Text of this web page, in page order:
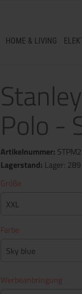
HOME & LIVING
Polo -
Artikelnummer:
Lagerstand: Lager:
Größe
XXL
Farbe
Sky blue
Werbeanbringung